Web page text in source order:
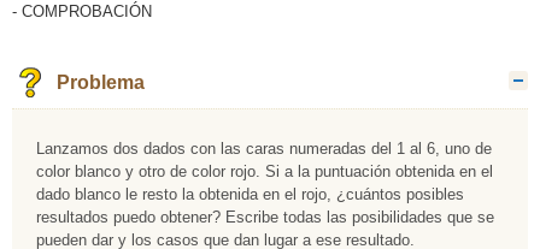
- COMPROBACIÓN
Problema
Lanzamos dos dados con las caras numeradas del 1 al 6, uno de
color blanco y otro de color rojo. Si a la puntuación obtenida en el
dado blanco le resto la obtenida en el rojo, ¿cuántos posibles
resultados puedo obtener? Escribe todas las posibilidades que se
pueden dar y los casos que dan lugar a ese resultado.